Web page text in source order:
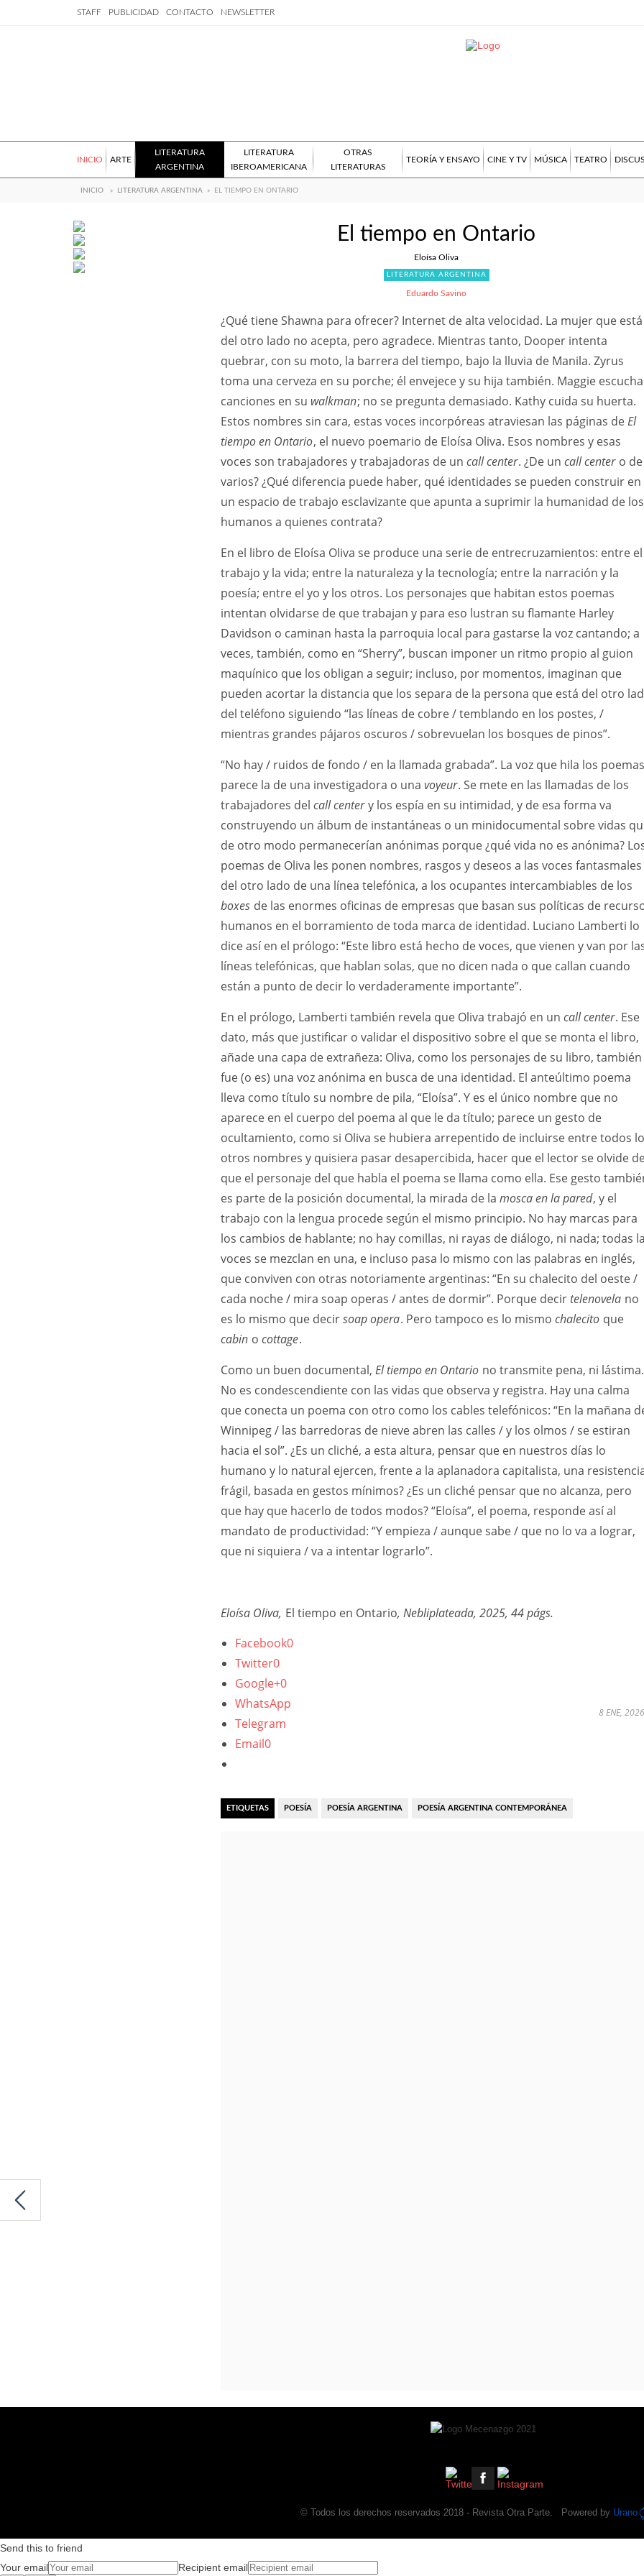
STAFF PUBLICIDAD CONTACTO NEWSLETTER
INICIO ARTE
LITERATURA
ARGENTINA
LITERATURA
IBEROAMERICANA
OTRAS
LITERATURAS
TEORÍA Y ENSAYO CINE Y TV MÚSICA TEATRO
INICIO » LITERATURA ARGENTINA » EL TIEMPO EN ONTARIO
El tiempo en Ontario
Eloísa Oliva
LITERATURA ARGENTINA
Eduardo Savino
¿Qué tiene Shawna para ofrecer? Internet de alta velocidad. La mujer que está
del otro lado no acepta, pero agradece. Mientras tanto, Dooper intenta
quebrar, con su moto, la barrera del tiempo, bajo la lluvia de Manila. Zyrus
toma una cerveza en su porche; él envejece y su hija también. Maggie escucha
canciones en su walkman; no se pregunta demasiado. Kathy cuida su huerta.
Estos nombres sin cara, estas voces incorpóreas atraviesan las páginas deEl
tiempo en Ontario, el nuevo poemario de Eloísa Oliva. Esos nombres y esas
voces son trabajadores y trabajadoras de un call center. ¿De un call center o de
varios? ¿Qué diferencia puede haber, qué identidades se pueden construir en
un espacio de trabajo esclavizante que apunta a suprimir la humanidad de los
humanos a quienes contrata?
En el libro de Eloísa Oliva se produce una serie de entrecruzamientos: entre el
trabajo y la vida; entre la naturaleza y la tecnología; entre la narración y la
poesía; entre el yo y los otros. Los personajes que habitan estos poemas
intentan olvidarse de que trabajan y para eso lustran su flamante Harley
Davidson o caminan hasta la parroquia local para gastarse la voz cantando; a
veces, también, como en “Sherry”, buscan imponer un ritmo propio al guion
maquínico que los obligan a seguir; incluso, por momentos, imaginan que
pueden acortar la distancia que los separa de la persona que está del otro
del teléfono siguiendo “las líneas de cobre / temblando en los postes, /
mientras grandes pájaros oscuros / sobrevuelan los bosques de pinos”.
“No hay / ruidos de fondo / en la llamada grabada”. La voz que hila los poemas
parece la de una investigadora o una voyeur. Se mete en las llamadas de los
trabajadores del call center y los espía en su intimidad, y de esa forma va
construyendo un álbum de instantáneas o un minidocumental sobre vidas
de otro modo permanecerían anónimas porque ¿qué vida no es anónima?
poemas de Oliva les ponen nombres, rasgos y deseos a las voces fantasmales
del otro lado de una línea telefónica, a los ocupantes intercambiables de los
boxes de las enormes oficinas de empresas que basan sus políticas de
humanos en el borramiento de toda marca de identidad. Luciano Lamberti lo
dice así en el prólogo: “Este libro está hecho de voces, que vienen y van por
líneas telefónicas, que hablan solas, que no dicen nada o que callan cuando
están a punto de decir lo verdaderamente importante”.
En el prólogo, Lamberti también revela que Oliva trabajó en un call center. Ese
dato, más que justificar o validar el dispositivo sobre el que se monta el libro,
añade una capa de extrañeza: Oliva, como los personajes de su libro, también
fue (o es) una voz anónima en busca de una identidad. El anteúltimo poema
lleva como título su nombre de pila, “Eloísa”. Y es el único nombre que no
aparece en el cuerpo del poema al que le da título; parece un gesto de
ocultamiento, como si Oliva se hubiera arrepentido de incluirse entre todos
otros nombres y quisiera pasar desapercibida, hacer que el lector se olvide
que el personaje del que habla el poema se llama como ella. Ese gesto
es parte de la posición documental, la mirada de la mosca en la pared, y el
trabajo con la lengua procede según el mismo principio. No hay marcas para
los cambios de hablante; no hay comillas, ni rayas de diálogo, ni nada; todas
voces se mezclan en una, e incluso pasa lo mismo con las palabras en inglés,
que conviven con otras notoriamente argentinas: “En su chalecito del oeste /
cada noche / mira soap operas / antes de dormir”. Porque decirtelenovela no
es lo mismo que decirsoap opera. Pero tampoco es lo mismo chalecito que
cabin o cottage.
Como un buen documental, El tiempo en Ontario no transmite pena, ni lástima.
No es condescendiente con las vidas que observa y registra. Hay una calma
que conecta un poema con otro como los cables telefónicos: “En la mañana
Winnipeg / las barredoras de nieve abren las calles / y los olmos / se estiran
hacia el sol”. ¿Es un cliché, a esta altura, pensar que en nuestros días lo
humano y lo natural ejercen, frente a la aplanadora capitalista, una
frágil, basada en gestos mínimos? ¿Es un cliché pensar que no alcanza, pero
que hay que hacerlo de todos modos? “Eloísa”, el poema, responde así al
mandato de productividad: “Y empieza / aunque sabe / que no lo va a lograr,
que ni siquiera / va a intentar lograrlo”.
Eloísa Oliva, El tiempo en Ontario, Nebliplateada, 2025, 44 págs.
Facebook0
Twitter0
Google+0
WhatsApp
Telegram
Email0
8 ENE, 2026
ETIQUETAS POESÍA POESÍA ARGENTINA POESÍA ARGENTINA CONTEMPORÁNEA
© Todos los derechos reservados 2018 - Revista Otra Parte. Powered by Urano
Send this to friend
Your email
Recipient email